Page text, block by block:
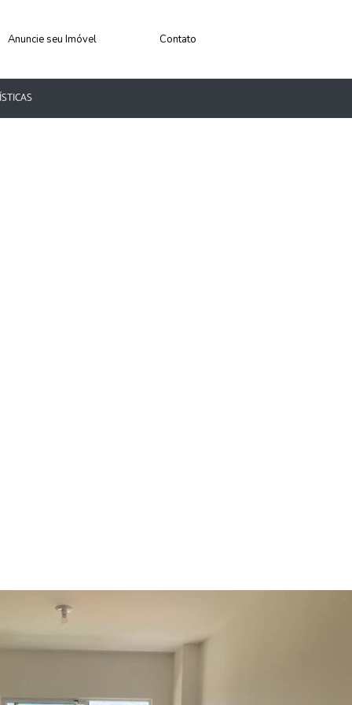
Anuncie seu Imóvel Contato